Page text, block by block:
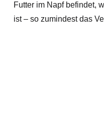
Futter im Napf befindet,
ist – so zumindest das